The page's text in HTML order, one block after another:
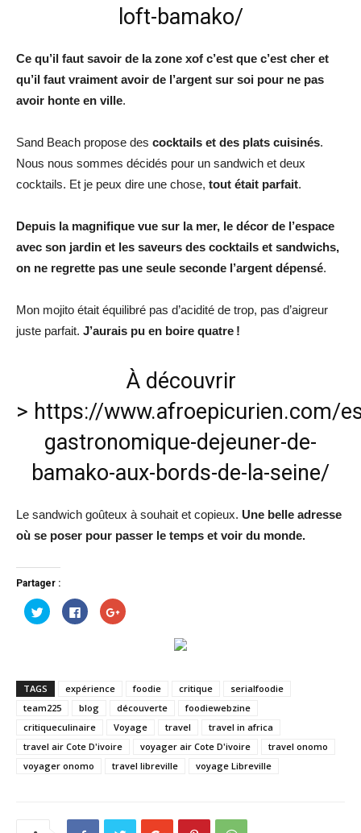
loft-bamako/
Ce qu’il faut savoir de la zone xof c’est que c’est cher et
qu’il faut vraiment avoir de l’argent sur soi pour ne pas
avoir honte en ville.
Sand Beach propose des cocktails et des plats cuisinés.
Nous nous sommes décidés pour un sandwich et deux
cocktails. Et je peux dire une chose, tout était parfait.
Depuis la magnifique vue sur la mer, le décor de l’espace
avec son jardin et les saveurs des cocktails et sandwichs,
on ne regrette pas une seule seconde l’argent dépensé.
Mon mojito était équilibré pas d’acidité de trop, pas d’aigreur
juste parfait. J’aurais pu en boire quatre !
À découvrir
> https://www.afroepicurien.com/
gastronomique-dejeuner-de-
bamako-aux-bords-de-la-seine/
Le sandwich goûteux à souhait et copieux. Une belle adresse
où se poser pour passer le temps et voir du monde.
Partager :
Cliquez
pour
partager
fenêtre)
Cliquez
pour
partager
fenêtre)
Cliquez
pour
nouvelle
fenêtre)
TAGS expérience foodie critique
serialfoodie
team225
blog découverte
foodiewebzine
critiqueculinaire
Voyage travel
travel in africa
travel air Cote D'ivoire
voyager air Cote D'ivoire
travel onomo
voyager onomo
travel libreville voyage Libreville